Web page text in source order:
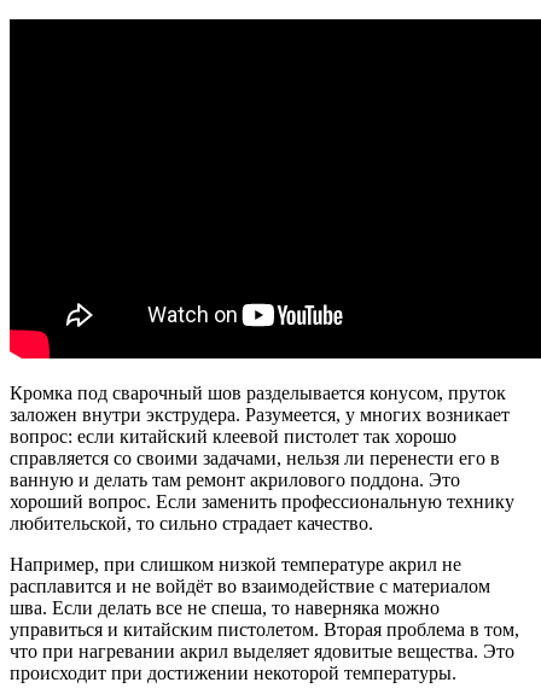
Кромка под сварочный шов разделывается конусом, пруток
заложен внутри экструдера. Разумеется, у многих возникает
вопрос: если китайский клеевой пистолет так хорошо
справляется со своими задачами, нельзя ли перенести его в
ванную и делать там ремонт акрилового поддона. Это
хороший вопрос. Если заменить профессиональную технику
любительской, то сильно страдает качество.
Например, при слишком низкой температуре акрил не
расплавится и не войдёт во взаимодействие с материалом
шва. Если делать все не спеша, то наверняка можно
управиться и китайским пистолетом. Вторая проблема в том,
что при нагревании акрил выделяет ядовитые вещества. Это
происходит при достижении некоторой температуры.